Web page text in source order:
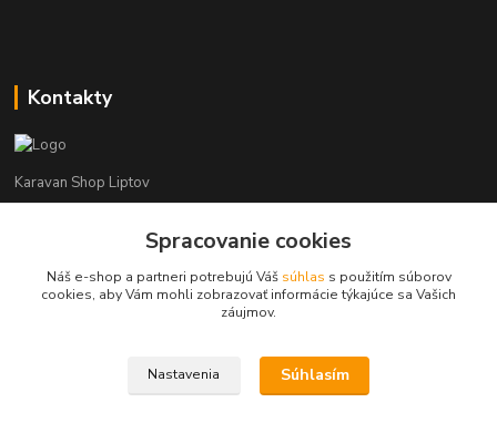
Kontakty
Karavan Shop Liptov
+421 903 626 885
info@karavanshopliptov.sk
Spracovanie cookies
Náš e-shop a partneri potrebujú Váš súhlas s použitím súborov
cookies, aby Vám mohli zobrazovať informácie týkajúce sa Vašich
záujmov.
Nastavenia Súhlasím